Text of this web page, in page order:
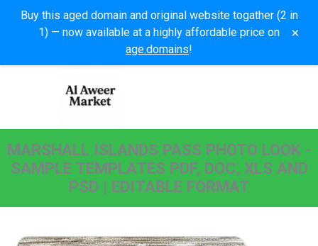
Buy this aged domain and original website togather (2 in
1) — now available at a highly affordable price on
age.domains!
×
MARSHALL ISLANDS PASS PHOTO LOOK -
SAMPLE TEMPLATES PDF, DOC, XLS AND
PSD | EDITABLE FORMAT